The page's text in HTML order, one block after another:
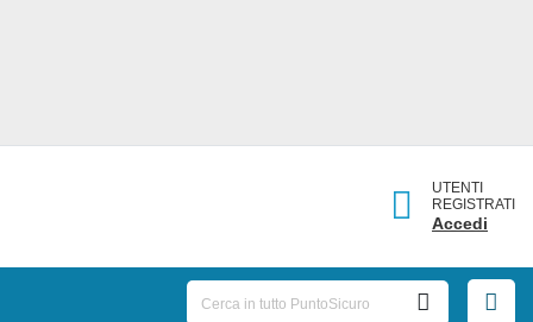
UTENTI
REGISTRATI
Accedi